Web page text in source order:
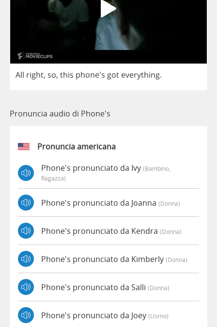
All right, so, this phone's got everything.
Pronuncia audio di Phone's
Pronuncia americana
Phone's pronunciato da Ivy (bambino,
Ragazza)
Phone's pronunciato da Joanna (donna)
Phone's pronunciato da Kendra (donna)
Phone's pronunciato da Kimberly (donna)
Phone's pronunciato da Salli (donna)
Phone's pronunciato da Joey (uomo)